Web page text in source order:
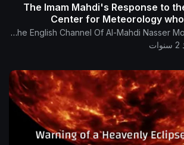
The Imam Mahdi's Response to
Center for Meteorology
The English Channel Of Al-Mahdi Nasser Mohammad Al-Yamani